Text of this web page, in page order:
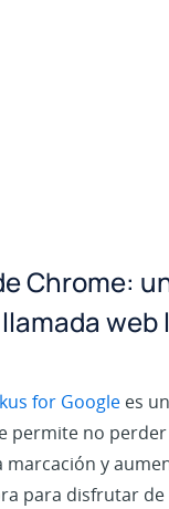
Chrome:
web
for Google es
permite no
marcación y
para disfrutar